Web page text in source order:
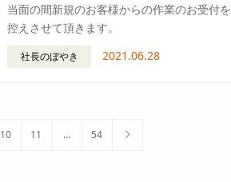
当面の間新規のお客様からの作業のお受付を
控えさせて頂きます。
社長のぼやき 2021.06.28
10 11 … 54